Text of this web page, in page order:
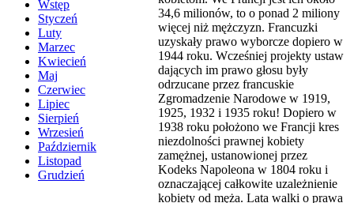
Wstęp
Styczeń
Luty
Marzec
Kwiecień
Maj
Czerwiec
Lipiec
Sierpień
Wrzesień
Październik
Listopad
Grudzień
34,6 milionów, to o ponad 2 miliony
więcej niż mężczyzn. Francuzki
uzyskały prawo wyborcze dopiero w
1944 roku. Wcześniej projekty ustaw
dających im prawo głosu były
odrzucane przez francuskie
Zgromadzenie Narodowe w 1919,
1925, 1932 i 1935 roku! Dopiero w
1938 roku położono we Francji kres
niezdolności prawnej kobiety
zamężnej, ustanowionej przez
Kodeks Napoleona w 1804 roku i
oznaczającej całkowite uzależnienie
kobiety od męża. Lata walki o prawa